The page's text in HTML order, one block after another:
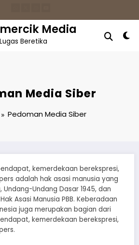
Media
Lugas Beretika
Media Siber
Pedoman Media Siber
kemerdekaan berekspresi,
adalah hak asasi manusia yang
Undang-Undang Dasar 1945, dan
Asasi Manusia PBB. Keberadaan
juga merupakan bagian dari
kemerdekaan berekspresi,